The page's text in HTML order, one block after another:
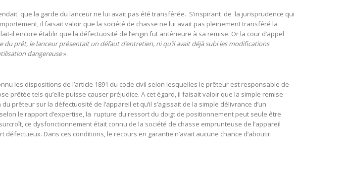
que la garde du lanceur ne lui avait pas été transférée. S’inspirant de la jurisprudence qui
il faisait valoir que la société de chasse ne lui avait pas pleinement transféré la
il encore établir que la défectuosité de l’engin fut antérieure à sa remise. Or la cour d’appel
du prêt, le lanceur présentait un défaut d’entretien, ni qu’il avait déjà subi les modifications
dangereuse».
les dispositions de l’article 1891 du code civil selon lesquelles le prêteur est responsable de
prêtée tels qu’elle puisse causer préjudice. A cet égard, il faisait valoir que la simple remise
prêteur sur la défectuosité de l’appareil et qu’il s’agissait de la simple délivrance d’un
le rapport d’expertise, la rupture du ressort du doigt de positionnement peut seule être
ce dysfonctionnement était connu de la société de chasse emprunteuse de l’appareil
Dans ces conditions, le recours en garantie n’avait aucune chance d’aboutir.